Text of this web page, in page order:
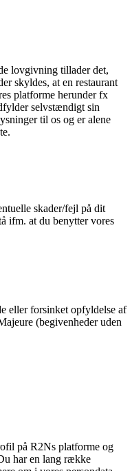
lovgivning tillader det,
skyldes, at en restaurant
platforme herunder fx
selvstændigt sin
til os og er alene
skader/fejl på dit
ifm. at du benytter vores
eller forsinket opfyldelse af
(begivenheder uden
på R2Ns platforme og
har en lang række